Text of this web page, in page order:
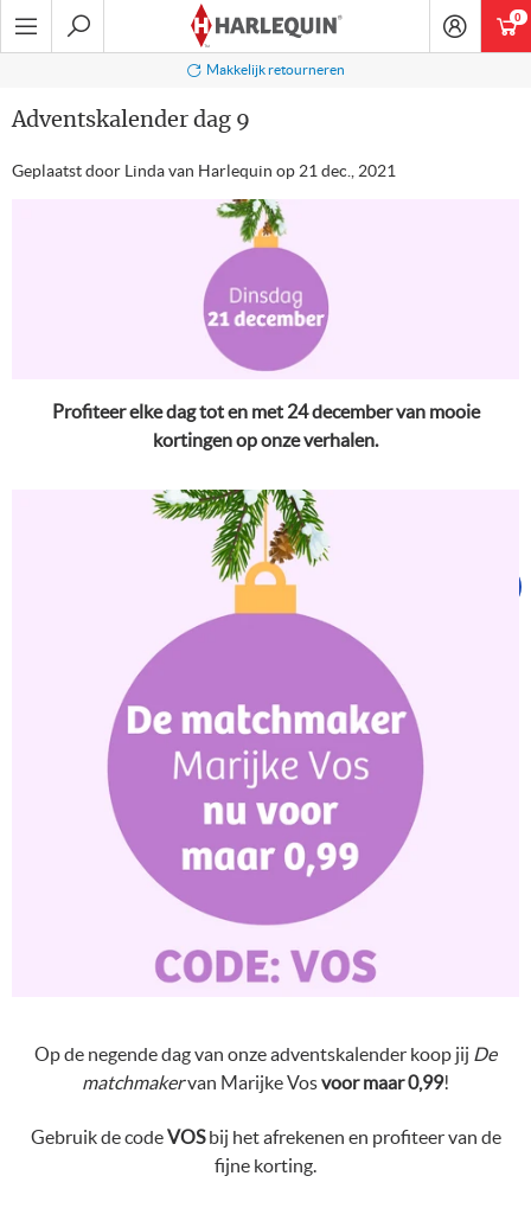
Ga
naar
Makkelijk retourneren
Adventskalender dag 9
Geplaatst door Linda van Harlequin op 21 dec., 2021
Profiteer elke dag tot en met 24 december van mooie
kortingen op onze verhalen.
Op de negende dag van onze adventskalender koop jij De
matchmakervan Marijke Vosvoor maar 0,99!
Gebruik de codeVOSbij het afrekenen en profiteer van de
fijne korting.
0